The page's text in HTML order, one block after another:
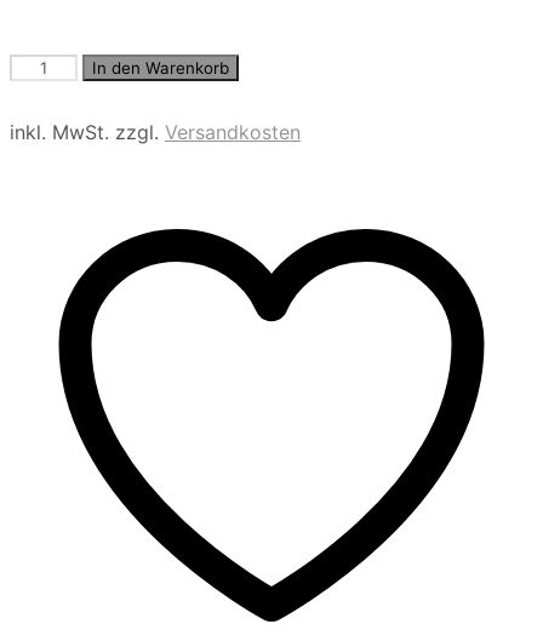
Snood
Langarmshirt
Brusttasche
In den Warenkorb
inkl. MwSt. zzgl. Versandkosten